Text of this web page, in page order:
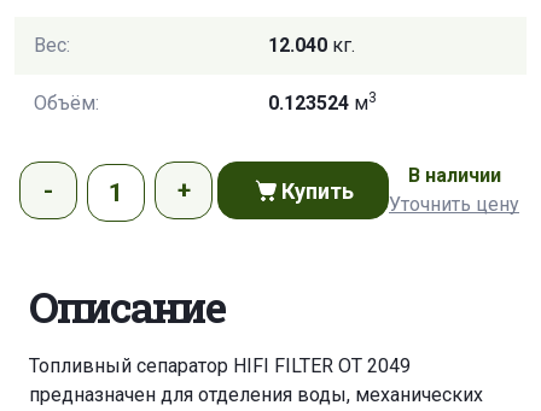
Вес: 12.040 кг.
Объём: 0.123524 м3
Купить
В наличии
Уточнить цену
Описание
Топливный сепаратор HIFI FILTER OT 2049
предназначен для отделения воды, механических